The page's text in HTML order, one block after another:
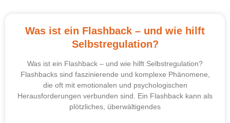
Was ist ein Flashback – und wie hilft
Selbstregulation?
Was ist ein Flashback – und wie hilft Selbstregulation?
Flashbacks sind faszinierende und komplexe Phänomene,
die oft mit emotionalen und psychologischen
Herausforderungen verbunden sind. Ein Flashback kann als
plötzliches, überwältigendes